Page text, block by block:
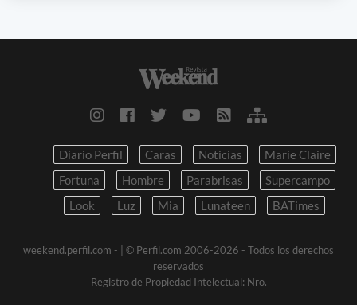
Diario Perfil Caras Noticias
Marie Claire
Fortuna
Hombre Parabrisas
Supercampo
Look
Luz Mia Lunateen BATimes
weekend.perfil.com - | © Perfil.com 2006-2026 - Todos los derechos
reservados
Registro de Propiedad Intelectual: Nro.